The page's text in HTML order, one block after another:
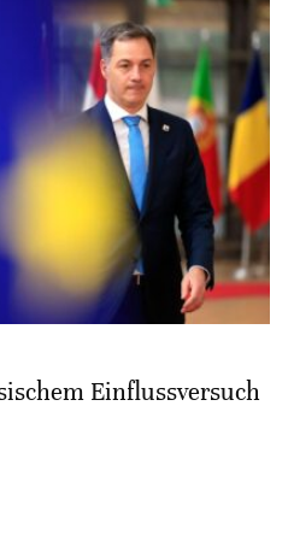
Einflussversuch